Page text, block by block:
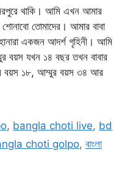
থাকি। আমি এখন আমার
তোমাদের। আমার বাবা
একজন আদর্শ গৃহিনী। আমি
বয়স যখন ১৪ বছর তখন বাবার
বয়স ১৮, আম্মুর বয়স ৩৪ আর
, bangla choti live, bd
choti golpo, বাংলা